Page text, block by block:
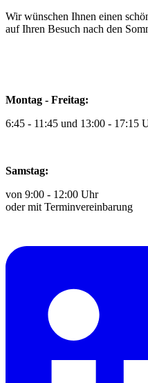
Wir wünschen Ihnen einen
auf Ihren Besuch nach den
Montag - Freitag:
6:45 - 11:45 und 13:00 - 17:15
Samstag:
von 9:00 - 12:00 Uhr
oder mit Terminvereinbarung